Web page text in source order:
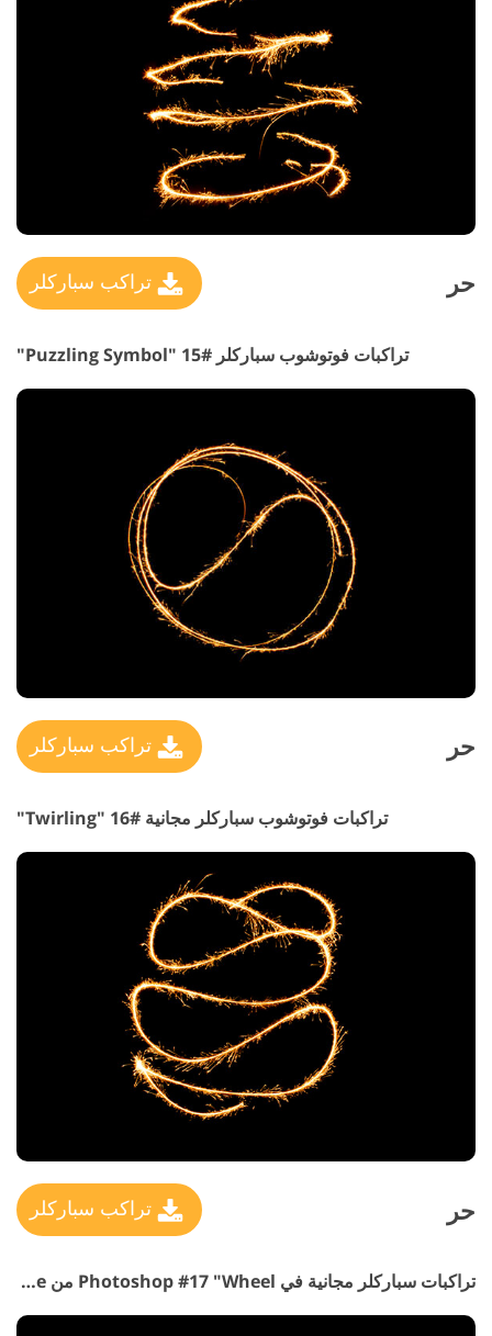
حر تراكب سباركلر
تراكبات فوتوشوب سباركلر #15 "Puzzling Symbol"
حر تراكب سباركلر
تراكبات فوتوشوب سباركلر مجانية #16 "Twirling"
حر تراكب سباركلر
تراكبات سباركلر مجانية في Photoshop #17 "Wheel من Fortune"